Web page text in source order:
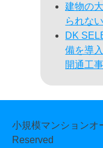
建物の
られな
DK
備を導
開通工
小規模マンションオ
Reserved